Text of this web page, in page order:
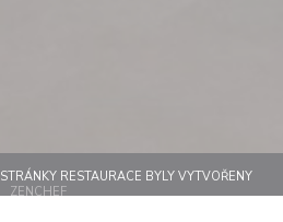
RESTAURACE BYLY VYTVOŘENY
ZENCHEF((OTEVŘE SE V NOVÉM OKNĚ))